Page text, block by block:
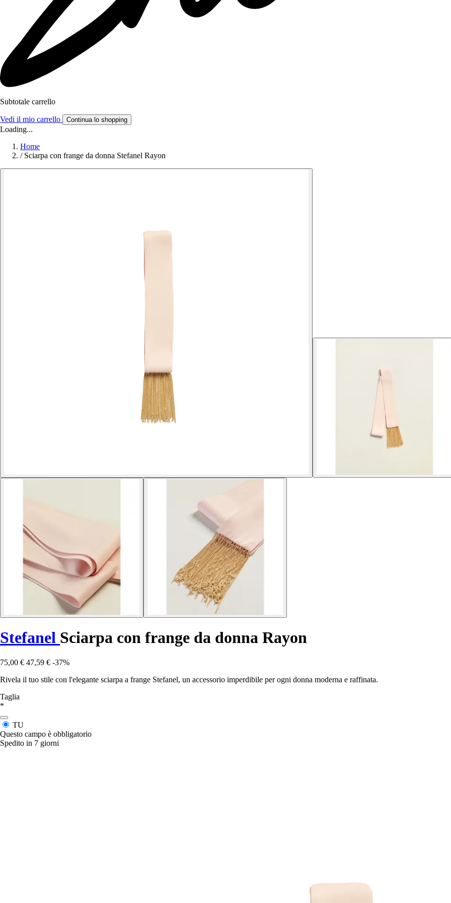
Subtotale carrello
Vedi il mio carrello Continua lo shopping
Loading...
Home
/ Sciarpa con frange da donna Stefanel Rayon
Stefanel Sciarpa con frange da donna Rayon
75,00 € 47,59 € -37%
Rivela il tuo stile con l'elegante sciarpa a frange Stefanel, un accessorio imperdibile per ogni donna moderna e raffinata.
Taglia
*
TU
Questo campo è obbligatorio
Spedito in 7 giorni